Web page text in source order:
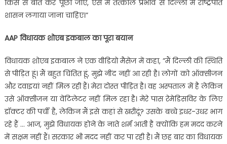
किस से बात कर पूछा जाए, ऐसे में तत्काल प्रभाव से दिल्ली में राष्ट्रपति
शासन लगाया जाना चाहिए।”
AAP विधायक शोएब इकबाल का पूरा बयान
विधायक शोएब इकबाल ने एक वीडियो मैसेज में कहा, ”मैं दिल्ली की स्थिति
से पीड़ित हूं। मैं बहुत चिंतित हूं, मुझे नींद नहीं आ रही है। लोगों को ऑक्सीजन
और दवाइयां नहीं मिल रही हैं। मेरा दोस्त पीड़ित है। वह अस्पताल में है लेकिन
उसे ऑक्सीजन या वेंटिलेटर नहीं मिल रहा है। मेरे पास रेमेडिसविर के लिए
डॉक्टर की पर्ची है, लेकिन मैं इसे कहां से खरीदूं? उसके बच्चे इधर-उधर भाग
रहे हैं … आज, मुझे विधायक होने के नाते शर्म आती है क्योंकि हम मदद करने
में सक्षम नहीं हैं। सरकार भी मदद नहीं कर पा रही है। मैं छह बार का विधायक